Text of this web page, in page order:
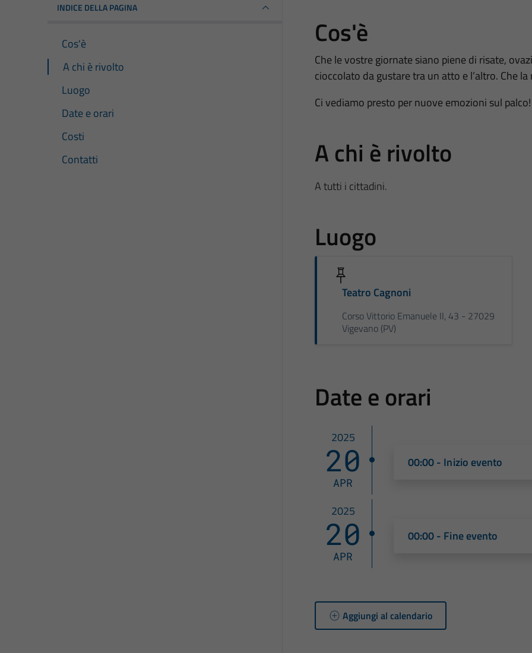
INDICE DELLA PAGINA
Cos'è
A chi è rivolto
Luogo
Date e orari
Costi
Contatti
Cos'è
Che le vostre giornate siano piene di risate,
cioccolato da gustare tra un atto e l’altro. Che
Ci vediamo presto per nuove emozioni sul palco!
A chi è rivolto
A tutti i cittadini.
Luogo
Teatro Cagnoni
Corso Vittorio Emanuele II, 43 - 27029
Vigevano (PV)
Date e orari
2025
20
APR
00:00 - Inizio evento
2025
20
APR
00:00 - Fine evento
Aggiungi al calendario